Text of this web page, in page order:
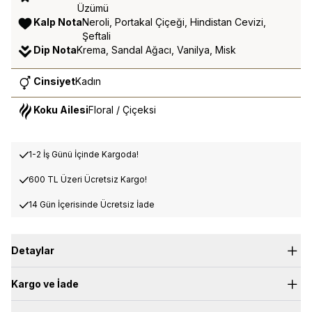
Üzümü
Kalp NotaNeroli, Portakal Çiçeği, Hindistan Cevizi,
Şeftali
Dip NotaKrema, Sandal Ağacı, Vanilya, Misk
CinsiyetKadın
Koku AilesiFloral / Çiçeksi
1-2 İş Günü İçinde Kargoda!
600 TL Üzeri Ücretsiz Kargo!
14 Gün İçerisinde Ücretsiz İade
Detaylar
Prestige Collection – EDP Intense
Kargo ve İade